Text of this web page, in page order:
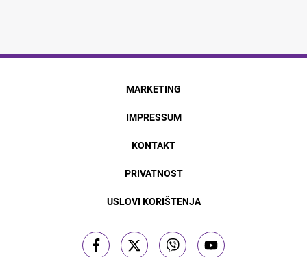
MARKETING
IMPRESSUM
KONTAKT
PRIVATNOST
USLOVI KORIŠTENJA